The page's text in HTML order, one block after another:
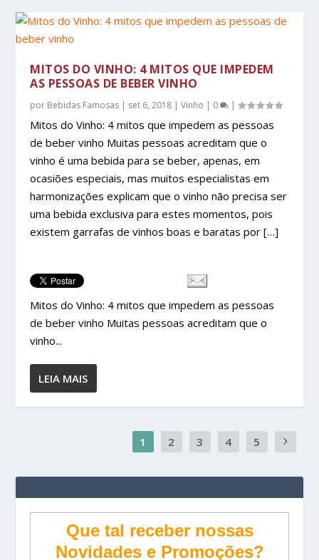
MITOS DO VINHO: 4 MITOS QUE IMPEDEM
AS PESSOAS DE BEBER VINHO
por Bebidas Famosas | set 6, 2018 |Vinho | 0 |
Mitos do Vinho: 4 mitos que impedem as pessoas
de beber vinho Muitas pessoas acreditam que o
vinho é uma bebida para se beber, apenas, em
ocasiões especiais, mas muitos especialistas em
harmonizações explicam que o vinho não precisa ser
uma bebida exclusiva para estes momentos, pois
existem garrafas de vinhos boas e baratas por […]
Mitos do Vinho: 4 mitos que impedem as pessoas
de beber vinho Muitas pessoas acreditam que o
vinho...
LEIA MAIS
1 2 3 4 5
Que tal receber nossas
Novidades e Promoções?